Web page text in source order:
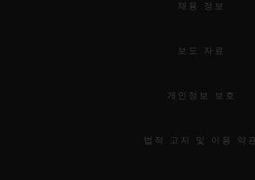
채용 정보
보도 자료
개인정보 보호
법적 고지 및 이용 약관